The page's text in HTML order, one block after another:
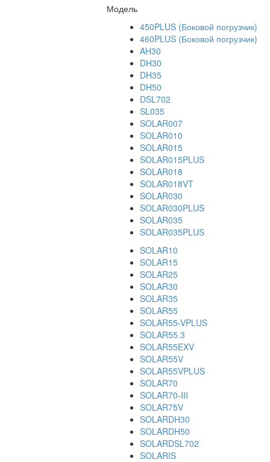
Модель
450PLUS (Боковой погрузчик)
460PLUS (Боковой погрузчик)
AH30
DH30
DH35
DH50
DSL702
SL035
SOLAR007
SOLAR010
SOLAR015
SOLAR015PLUS
SOLAR018
SOLAR018VT
SOLAR030
SOLAR030PLUS
SOLAR035
SOLAR035PLUS
SOLAR10
SOLAR15
SOLAR25
SOLAR30
SOLAR35
SOLAR55
SOLAR55-VPLUS
SOLAR55.3
SOLAR55EXV
SOLAR55V
SOLAR55VPLUS
SOLAR70
SOLAR70-III
SOLAR75V
SOLARDH30
SOLARDH50
SOLARDSL702
SOLARIS